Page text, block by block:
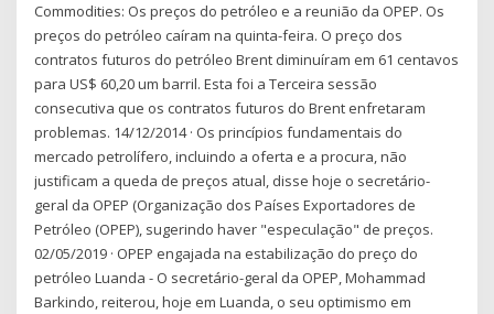
Commodities: Os preços do petróleo e a reunião da OPEP. Os
preços do petróleo caíram na quinta-feira. O preço dos
contratos futuros do petróleo Brent diminuíram em 61 centavos
para US$ 60,20 um barril. Esta foi a Terceira sessão
consecutiva que os contratos futuros do Brent enfretaram
problemas. 14/12/2014 · Os princípios fundamentais do
mercado petrolífero, incluindo a oferta e a procura, não
justificam a queda de preços atual, disse hoje o secretário-
geral da OPEP (Organização dos Países Exportadores de
Petróleo (OPEP), sugerindo haver "especulação" de preços.
02/05/2019 · OPEP engajada na estabilização do preço do
petróleo Luanda - O secretário-geral da OPEP, Mohammad
Barkindo, reiterou, hoje em Luanda, o seu optimismo em